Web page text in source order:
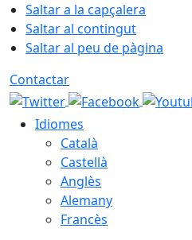
Saltar a la capçalera
Saltar al contingut
Saltar al peu de pàgina
Contactar
Idiomes
Català
Castellà
Anglès
Alemany
Francès